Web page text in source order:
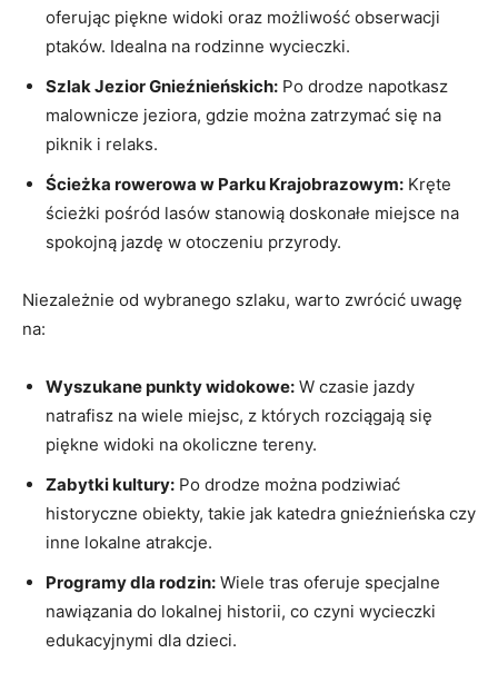
oferując piękne ⁢widoki oraz możliwość obserwacji‍
ptaków. Idealna⁤ na rodzinne ⁣wycieczki.
Szlak Jezior Gnieźnieńskich: Po⁢ drodze napotkasz
malownicze⁤ jeziora, gdzie można zatrzymać się ⁣na
piknik ⁤i relaks.
Ścieżka rowerowa w Parku⁢ Krajobrazowym: ‌Kręte
ścieżki ‌pośród lasów ⁣stanowią doskonałe miejsce na
⁤spokojną⁤ jazdę⁢ w otoczeniu przyrody.
Niezależnie⁢ od wybranego⁣ szlaku, warto zwrócić ⁢uwagę
na:
Wyszukane punkty widokowe: W czasie jazdy
natrafisz na wiele miejsc, z których rozciągają się
piękne widoki na okoliczne⁤ tereny.
Zabytki kultury: Po drodze ‍można podziwiać
historyczne⁣ obiekty, takie jak⁣ katedra‍ gnieźnieńska czy
inne lokalne‍ atrakcje.
Programy dla ⁣rodzin: ​Wiele tras oferuje specjalne
nawiązania do ⁣lokalnej historii, ⁣co czyni wycieczki⁤
edukacyjnymi dla dzieci.